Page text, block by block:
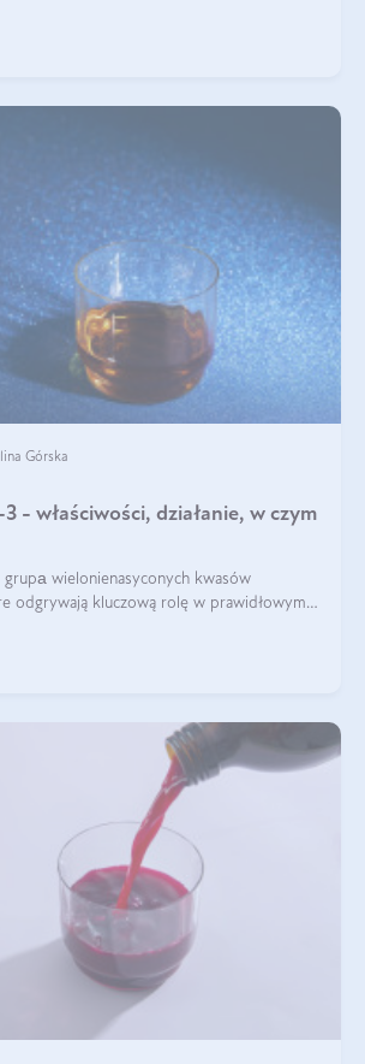
Górska
- właściwości, działanie, w czym
grupа wielonienasyconych kwasów
odgrywają kluczową rolę w prawidłowym